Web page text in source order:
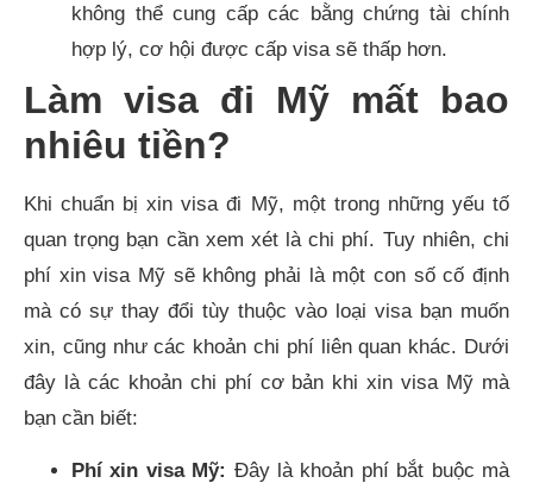
không thể cung cấp các bằng chứng tài chính
hợp lý, cơ hội được cấp visa sẽ thấp hơn.
Làm visa đi Mỹ mất bao
nhiêu tiền?
Khi chuẩn bị xin visa đi Mỹ, một trong những yếu tố
quan trọng bạn cần xem xét là chi phí. Tuy nhiên, chi
phí xin visa Mỹ sẽ không phải là một con số cố định
mà có sự thay đổi tùy thuộc vào loại visa bạn muốn
xin, cũng như các khoản chi phí liên quan khác. Dưới
đây là các khoản chi phí cơ bản khi xin visa Mỹ mà
bạn cần biết:
Phí xin visa Mỹ: Đây là khoản phí bắt buộc mà